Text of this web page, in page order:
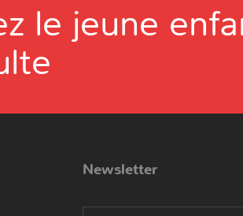
Je recherche
le jeune
Newsletter